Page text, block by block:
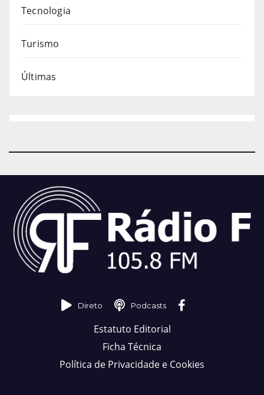
Tecnologia
Turismo
Últimas
Direto Podcasts
Estatuto Editorial
Ficha Técnica
Política de Privacidade e Cookies